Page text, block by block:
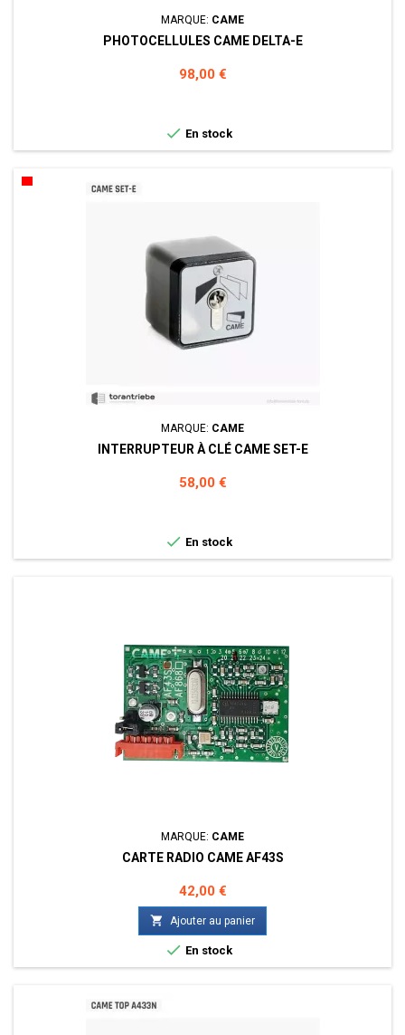
MARQUE: CAME
PHOTOCELLULES CAME DELTA-E
Prix
98,00 €
 En stock
MARQUE: CAME
INTERRUPTEUR À CLÉ CAME SET-E
Prix
58,00 €
 En stock
MARQUE: CAME
CARTE RADIO CAME AF43S
Prix
42,00 €
 Ajouter au panier
 En stock